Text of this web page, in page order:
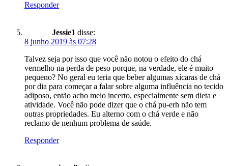
Responder
Jessie1 disse:
8 junho 2019 às 07:28
Talvez seja por isso que você não notou o efeito do chá
vermelho na perda de peso porque, na verdade, ele é muito
pequeno? No geral eu teria que beber algumas xícaras de chá
por dia para começar a falar sobre alguma influência no tecido
adiposo, então acho meio incerto, especialmente sem dieta e
atividade. Você não pode dizer que o chá pu-erh não tem
outras propriedades. Eu alterno com o chá verde e não
reclamo de nenhum problema de saúde.
Responder